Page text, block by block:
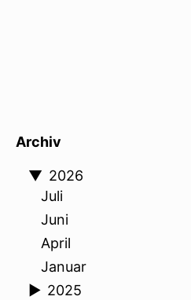
Archiv
▼ 2026
Juli
Juni
April
Januar
► 2025